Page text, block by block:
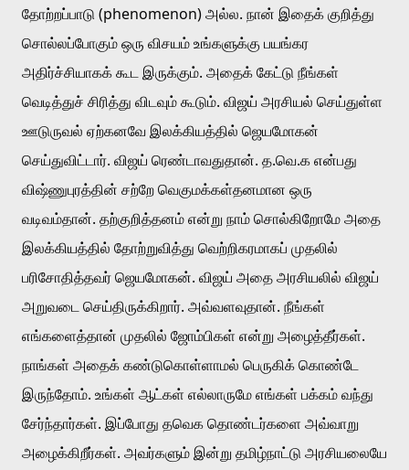
தோற்றப்பாடு (phenomenon) அல்ல. நான் இதைக் குறித்து
சொல்லப்போகும் ஒரு விசயம் உங்களுக்கு பயங்கர
அதிர்ச்சியாகக் கூட இருக்கும். அதைக் கேட்டு நீங்கள்
வெடித்துச் சிரித்து விடவும் கூடும். விஜய் அரசியல் செய்துள்ள
ஊடுருவல் ஏற்கனவே இலக்கியத்தில் ஜெயமோகன்
செய்துவிட்டார். விஜய் ரெண்டாவதுதான். த.வெ.க என்பது
விஷ்ணுபுரத்தின் சற்றே வெகுமக்கள்தனமான ஒரு
வடிவம்தான். தற்குறித்தனம் என்று நாம் சொல்கிறோமே அதை
இலக்கியத்தில் தோற்றுவித்து வெற்றிகரமாகப் முதலில்
பரிசோதித்தவர் ஜெயமோகன். விஜய் அதை அரசியலில் விஜய்
அறுவடை செய்திருக்கிறார். அவ்வளவுதான். நீங்கள்
எங்களைத்தான் முதலில் ஜோம்பிகள் என்று அழைத்தீர்கள்.
நாங்கள் அதைக் கண்டுகொள்ளாமல் பெருகிக் கொண்டே
இருந்தோம். உங்கள் ஆட்கள் எல்லாருமே எங்கள் பக்கம் வந்து
சேர்ந்தார்கள். இப்போது தவெக தொண்டர்களை அவ்வாறு
அழைக்கிறீர்கள். அவர்களும் இன்று தமிழ்நாட்டு அரசியலையே